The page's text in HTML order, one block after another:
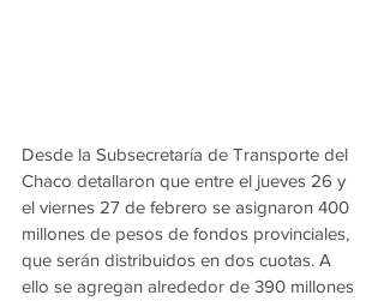
Desde la Subsecretaría de Transporte del
Chaco detallaron que entre el jueves 26 y
el viernes 27 de febrero se asignaron 400
millones de pesos de fondos provinciales,
que serán distribuidos en dos cuotas. A
ello se agregan alrededor de 390 millones